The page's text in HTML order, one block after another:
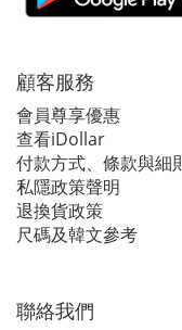
顧客服務
會員尊享優惠
查看iDollar
付款方式、條款與細
私隱政策聲明
退換貨政策
尺碼及韓文參考
聯絡我們